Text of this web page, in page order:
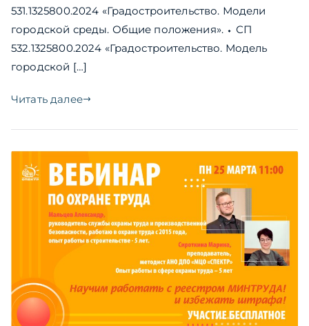
531.1325800.2024 «Градостроительство. Модели
городской среды. Общие положения». ⬩ СП
532.1325800.2024 «Градостроительство. Модель
городской […]
Читать далее